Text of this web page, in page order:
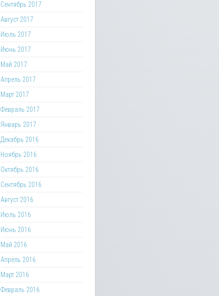
Сентябрь 2017
Август 2017
Июль 2017
Июнь 2017
Май 2017
Апрель 2017
Март 2017
Февраль 2017
Январь 2017
Декабрь 2016
Ноябрь 2016
Октябрь 2016
Сентябрь 2016
Август 2016
Июль 2016
Июнь 2016
Май 2016
Апрель 2016
Март 2016
Февраль 2016